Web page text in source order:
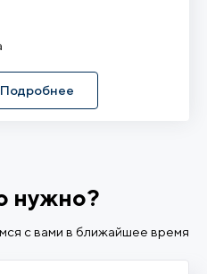
Подробнее
нужно?
с вами в ближайшее время